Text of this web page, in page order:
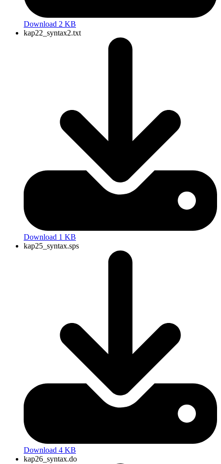
Download 2 KB
kap22_syntax2.txt
Download 1 KB
kap25_syntax.sps
Download 4 KB
kap26_syntax.do